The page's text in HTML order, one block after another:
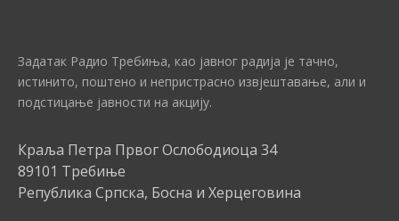
Задатак Радио Требиња, као јавног радија је тачно,
истинито, поштено и непристрасно извјештавање, али и
подстицање јавности на акцију.
Краља Петра Првог Ослободиоца 34
89101 Требиње
Република Српска, Босна и Херцеговина